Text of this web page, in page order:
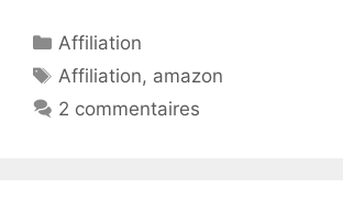
Catégories
Affiliation
Étiquettes
Affiliation, amazon
2 commentaires